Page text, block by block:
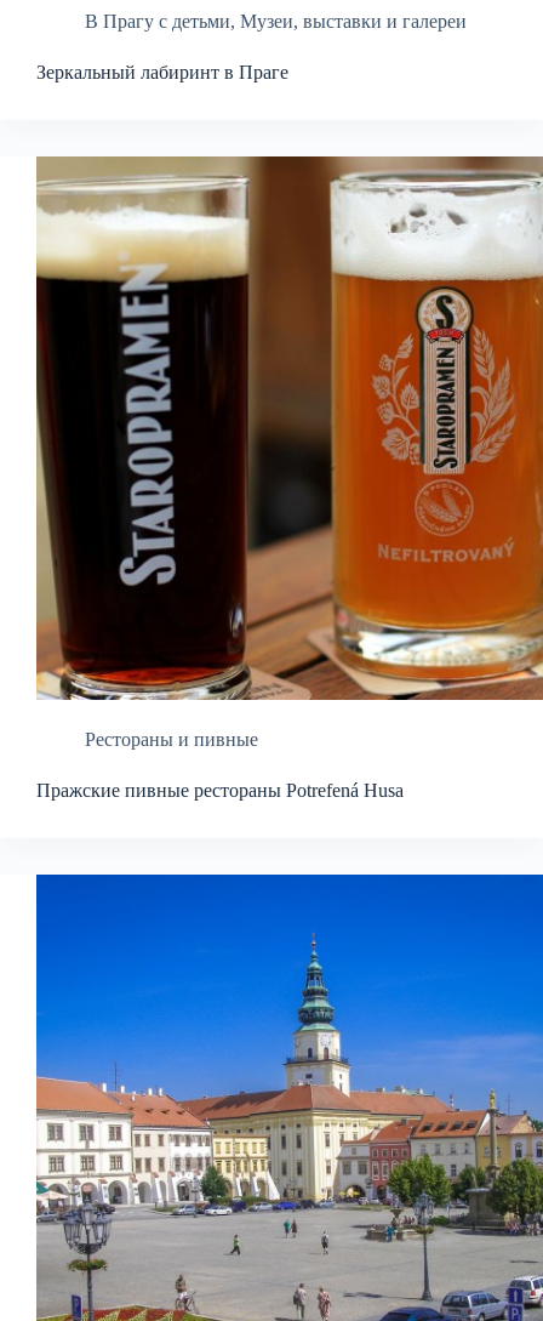
В Прагу с детьми, Музеи, выставки и галереи
Зеркальный лабиринт в Праге
Рестораны и пивные
Пражские пивные рестораны Potrefená Husa